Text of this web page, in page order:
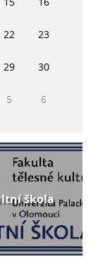
22 23
29 30
5 6
škola